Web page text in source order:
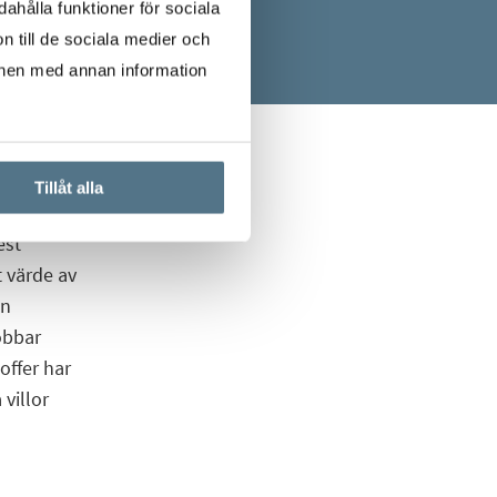
funktioner för sociala
till de sociala medier och
med annan information
Tillåt alla
av
har
villor